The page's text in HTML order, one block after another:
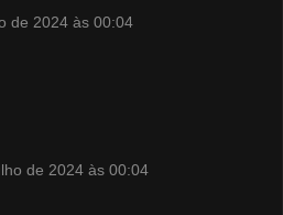
de 2024 às 00:04
de 2024 às 00:04